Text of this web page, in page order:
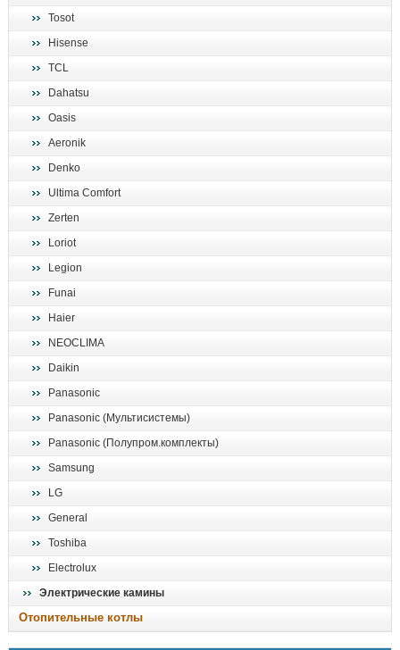
Tosot
Hisense
TCL
Dahatsu
Oasis
Aeronik
Denko
Ultima Comfort
Zerten
Loriot
Legion
Funai
Haier
NEOCLIMA
Daikin
Panasonic
Panasonic (Мультисистемы)
Panasonic (Полупром.комплекты)
Samsung
LG
General
Toshiba
Electrolux
Электрические камины
Отопительные котлы